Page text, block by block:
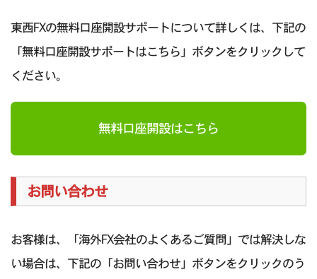
東西FXの無料口座開設サポートについて詳しくは、下記の
「無料口座開設サポートはこちら」ボタンをクリックして
ください。
無料口座開設はこちら
お問い合わせ
お客様は、「海外FX会社のよくあるご質問」では解決しな
い場合は、下記の「お問い合わせ」ボタンをクリックのう